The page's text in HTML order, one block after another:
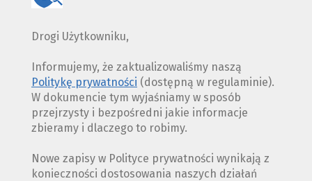
Drogi Użytkowniku,
Informujemy, że zaktualizowaliśmy naszą
Politykę prywatności (dostępną w regulaminie).
W dokumencie tym wyjaśniamy w sposób
przejrzysty i bezpośredni jakie informacje
zbieramy i dlaczego to robimy.
Nowe zapisy w Polityce prywatności wynikają z
konieczności dostosowania naszych działań